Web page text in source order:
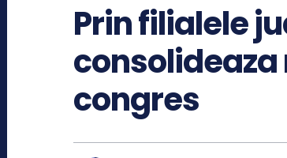
Prin filialele
congres